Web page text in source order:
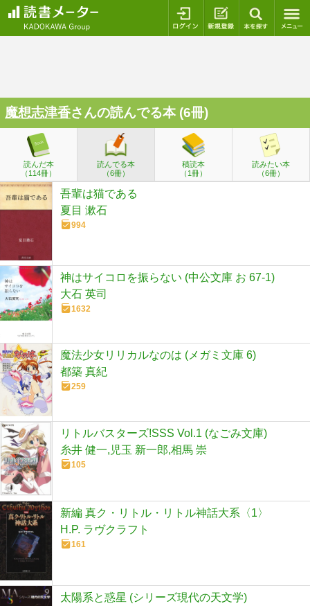
ログイン 新規登録
魔想志津香さんの読んでる本 (6冊)
読んだ本
（114冊）
読んでる本
（6冊）
積読本
（1冊）
読みたい本
（6冊）
吾輩は猫である
夏目 漱石
994
神はサイコロを振らない (中公文庫 お 67-1)
大石 英司
1632
魔法少女リリカルなのは (メガミ文庫 6)
都築 真紀
259
リトルバスターズ!SSS Vol.1 (なごみ文庫)
糸井 健一,児玉 新一郎,相馬 崇
105
新編 真ク・リトル・リトル神話大系〈1〉
H.P. ラヴクラフト
161
太陽系と惑星 (シリーズ現代の天文学)